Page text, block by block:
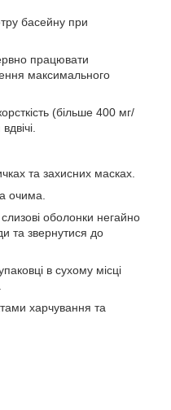
басейну при
працювати
максимального
(більше 400 мг/
та захисних масках.
очима.
оболонки негайно
та звернутися до
в сухому місці
харчування та